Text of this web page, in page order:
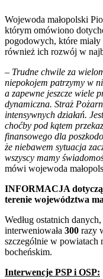
Wojewoda małopolski
którym omówiono
pogodowych, które
również ich rozwój w
– Trudne chwile za
niepokojem patrzymy w
a zapewne jeszcze wiele
dynamiczna. Straż
intensywnych działań.
choćby pod kątem
finansowego dla
że niebawem sytuacja
wszyscy mamy
mówi wojewoda
INFORMACJA
terenie województwa
Według ostatnich
interweniowała 300 razy
szczególnie w
bocheńskim.
Interwencje PSP i OSP: